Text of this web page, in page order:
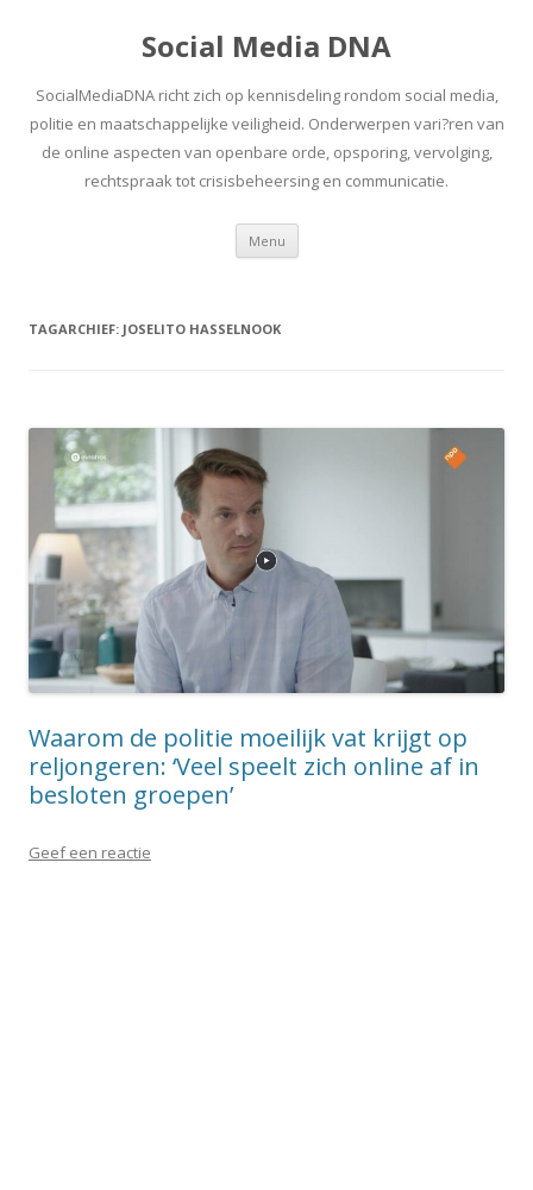
Social Media DNA
SocialMediaDNA richt zich op kennisdeling rondom social media,
politie en maatschappelijke veiligheid. Onderwerpen vari?ren van
de online aspecten van openbare orde, opsporing, vervolging,
rechtspraak tot crisisbeheersing en communicatie.
Menu Spring
inhoud
TAGARCHIEF: JOSELITO HASSELNOOK
Waarom de politie moeilijk vat krijgt op
reljongeren: ‘Veel speelt zich online af in
besloten groepen’
Geef een reactie